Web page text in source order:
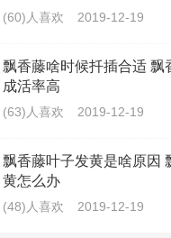
无量山樱花谷门票多少 云
(23)人喜欢 2019-12-19
雪宝加湿器在哪买 雪宝加
(18)人喜欢 2019-12-19
玉米石是虹之玉吗 玉米石
(60)人喜欢 2019-12-19
飘香藤啥时候扦插合适 飘
成活率高
(63)人喜欢 2019-12-19
飘香藤叶子发黄是啥原因
黄怎么办
(48)人喜欢 2019-12-19